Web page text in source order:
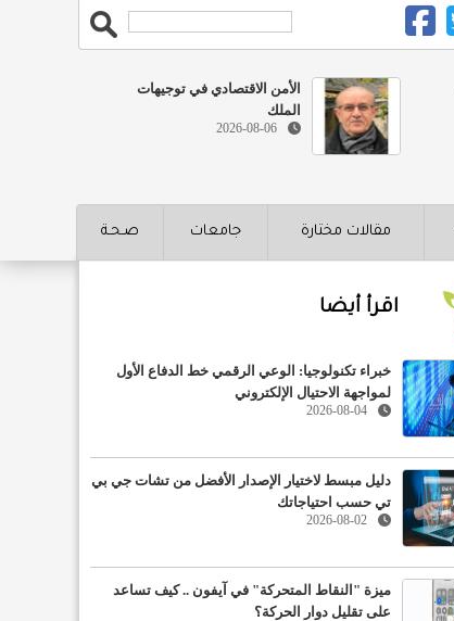
الأمن الاقتصادي في توجيهات
الملك
2026-08-06
مقالات مختارة جامعات صـحـة
اقرأ أيضا
خبراء تكنولوجيا: الوعي الرقمي خط الدفاع الأول
لمواجهة الاحتيال الإلكتروني
2026-08-04
دليل مبسط لاختيار الإصدار الأفضل من تشات جي بي
تي حسب احتياجاتك
2026-08-02
ميزة "النقاط المتحركة" في آيفون .. كيف تساعد
على تقليل دوار الحركة؟